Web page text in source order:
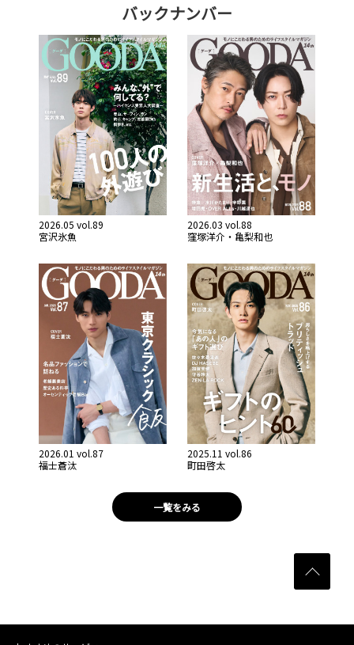
バックナンバー
2026.05 vol.89
宮沢氷魚
2026.03 vol.88
窪塚洋介・亀梨和也
2026.01 vol.87
福士蒼汰
2025.11 vol.86
町田啓太
一覧をみる